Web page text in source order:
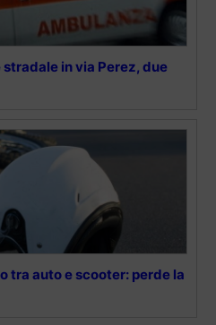
in via Perez, due
tra auto e scooter: perde la